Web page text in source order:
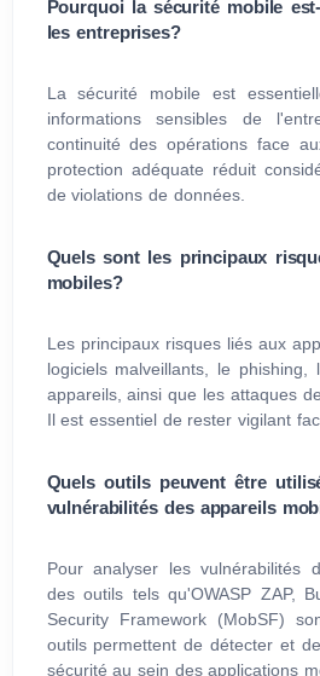
Pourquoi la sécurité mobile
les entreprises?
La sécurité mobile est
informations sensibles de
continuité des opérations face
protection adéquate réduit
de violations de données.
Quels sont les principaux
mobiles?
Les principaux risques liés aux
logiciels malveillants, le
appareils, ainsi que les attaques
Il est essentiel de rester vigilant
Quels outils peuvent être
vulnérabilités des appareils
Pour analyser les vulnérabilités
des outils tels qu'OWASP ZAP,
Security Framework (MobSF)
outils permettent de détecter et
sécurité au sein des applications